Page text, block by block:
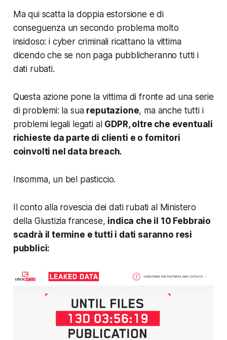
Ma qui scatta la doppia estorsione e di
conseguenza un secondo problema molto
insidoso: i cyber criminali ricattano la vittima
dicendo che se non paga pubblicheranno tutti i
dati rubati.
Questa azione pone la vittima di fronte ad una serie
di problemi: la sua reputazione, ma anche tutti i
problemi legali legati al GDPR, oltre che eventuali
richieste da parte di clienti e o fornitori
coinvolti nel data breach.
Insomma, un bel pasticcio.
Il conto alla rovescia dei dati rubati al Ministero
della Giustizia francese, indica che il 10 Febbraio
scadrà il termine e tutti i dati saranno resi
pubblici: